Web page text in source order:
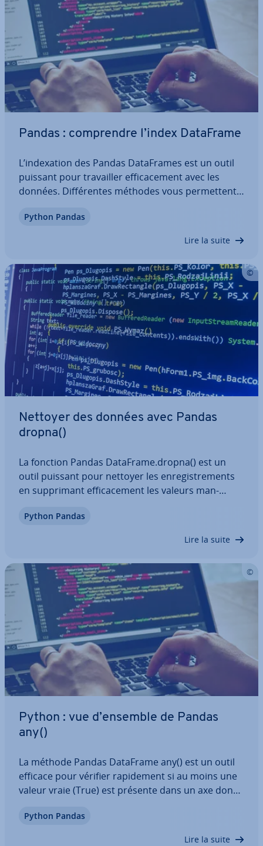
Pandas : com­prendre l’index DataFrame
L’in­dexa­tion des Pandas Da­ta­Frames est un outil
puissant pour tra­vail­ler ef­fi­ca­ce­ment avec les
données. Dif­fé­rentes méthodes vous per­met­tent
sous-ensembles de votre DataFrame afin de les
Python Pandas
Lire la suite
Nettoyer des données avec Pandas
dropna()
La fonction Pandas DataFrame.dropna() est un
outil puissant pour nettoyer les en­re­gis­tre­ments
en sup­pri­mant ef­fi­ca­ce­ment les valeurs man­
pa­ra­mètres, per­met­tant aux pro­gram­meurs
d’adapter le nettoyage des données selon leurs…
Python Pandas
Lire la suite
Python : vue d’ensemble de Pandas
any()
La méthode Pandas DataFrame any() est un outil
efficace pour vérifier ra­pi­de­ment si au moins une
valeur vraie (True) est présente dans un axe donné
pour l’analyse et la va­li­da­tion des données. Nous
Python Pandas
Lire la suite